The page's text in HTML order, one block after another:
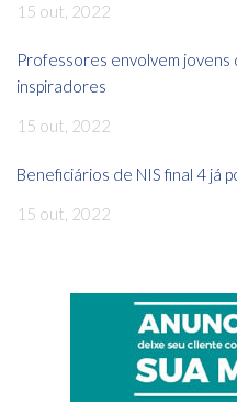
15 out, 2022
Professores envolvem
inspiradores
15 out, 2022
Beneficiários de NIS final 4 já
15 out, 2022